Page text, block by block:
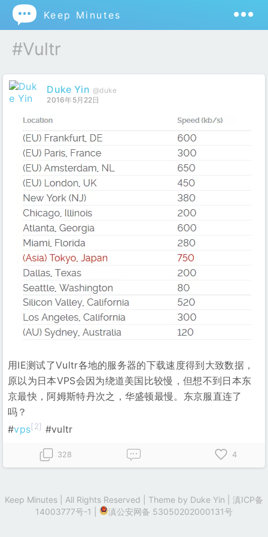
 Keep Minutes
#vultr
Duke Yin @duke
2016年5月22日
用IE测试了Vultr各地的服务器的下载速度得到大致数据，
原以为日本VPS会因为绕道美国比较慢，但想不到日本东
京最快，阿姆斯特丹次之，华盛顿最慢。东京服直连了
吗？
#vps[2] #vultr
328 4
Keep Minutes | All Rights Reserved | Theme by Duke Yin
滇ICP备
14003777号-1
滇公安网备 53050202000131号